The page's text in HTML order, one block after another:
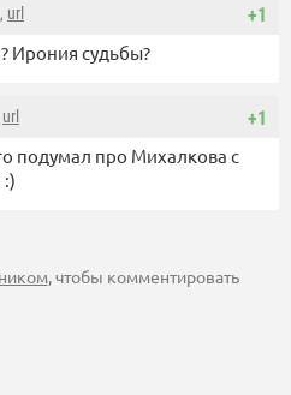
+1
url
Ирония судьбы?
+1
url
подумал про Михалкова с
, чтобы комментировать